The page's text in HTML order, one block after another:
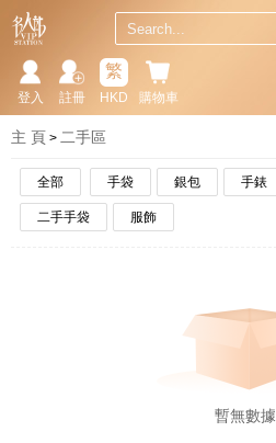
購物車
繁
HKD
註冊
登入
主 頁 二手區
全部 手袋 銀包 手錶
二手手袋 服飾
暫無數據